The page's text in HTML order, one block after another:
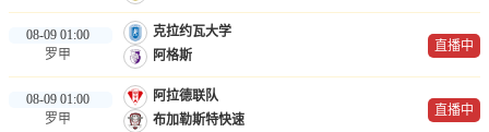
08-09 01:00
罗甲
克拉约瓦大学
阿格斯
直播中
08-09 01:00
罗甲
阿拉德联队
布加勒斯特快速
直播中